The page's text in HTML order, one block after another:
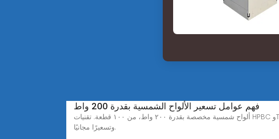
فهم عوامل تسعير الألواح الشمسية بقدرة 200 واط
ألواح شمسية مخصصة بقدرة ٢٠٠ واط، من ١٠٠ قطعة. تقنيات HPBC وTOPCon وPERC. جميع الأحجام والأشكال والمواصفات. احصل على استشارة تصميم مجانية. اطلب عينات
وتسعيرًا مجانيًا.